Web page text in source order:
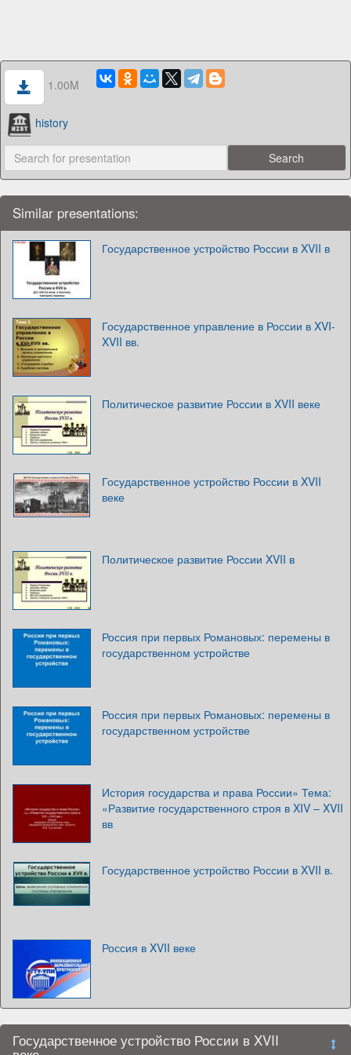
1.00M
history
Similar presentations:
Государственное устройство России в XVII в
Государственное управление в России в XVI-
XVII вв.
Политическое развитие России в XVII веке
Государственное устройство России в XVII
веке
Политическое развитие России XVII в
Россия при первых Романовых: перемены в
государственном устройстве
Россия при первых Романовых: перемены в
государственном устройстве
История государства и права России» Тема:
«Развитие государственного строя в XIV – XVII
вв
Государственное устройство России в XVII в.
Россия в XVII веке
Государственное устройство России в XVII